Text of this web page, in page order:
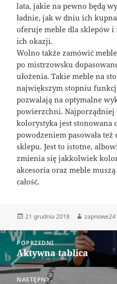
lata, jakie na pewno będą
ładnie, jak w dniu ich
oferuje meble dla sklepów i
ich okazji.
Wolno także zamówić
po mistrzowsku
ułożenia. Takie meble na
największym stopniu
pozwalają na optymalne
powierzchni. Najporządniej
kolorystyka jest stonowana
powodzeniem pasowała
sklepu. Jest to istotne,
zmienia się jakkolwiek
akcesoria oraz meble
całość.
Data
21 grudnia 2018 Autor
Nawigacja
wpisuPOPRZEDNI
Poprzedni
wpis:
Aktywna tablica
NASTĘPNY